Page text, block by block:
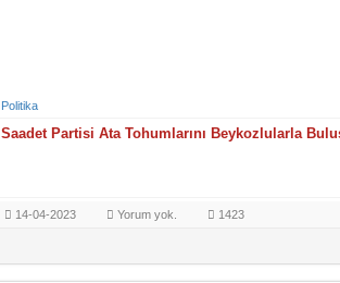
Politika
Saadet Partisi Ata Tohumlarını Beykozlularla
14-04-2023 Yorum yok. 1423